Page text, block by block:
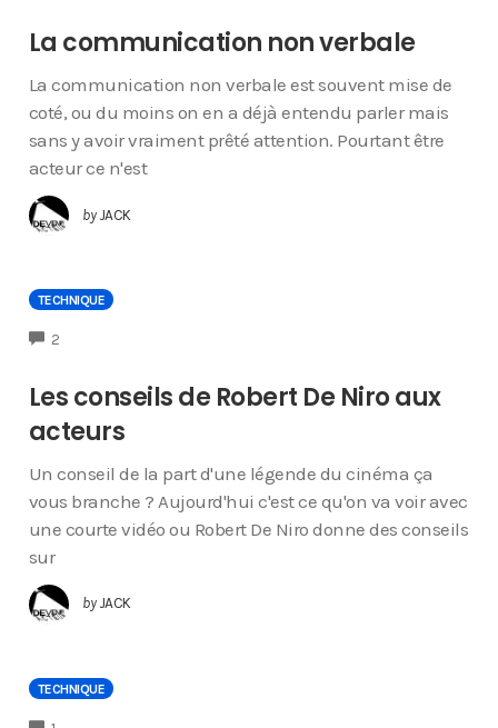
La communication non verbale
La communication non verbale est souvent mise de
coté, ou du moins on en a déjà entendu parler mais
sans y avoir vraiment prêté attention. Pourtant être
acteur ce n'est
by JACK
TECHNIQUE
2COMMENTS
Les conseils de Robert De Niro aux
acteurs
Un conseil de la part d'une légende du cinéma ça
vous branche ? Aujourd'hui c'est ce qu'on va voir avec
une courte vidéo ou Robert De Niro donne des conseils
sur
by JACK
TECHNIQUE